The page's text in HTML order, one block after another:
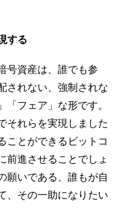
する
号資産は、誰でも参
されない、強制されな
フェア」な形です。
それらを実現しました
ことができるビットコ
前進させることでしょ
願いである、誰もが自
、その一助になりたい